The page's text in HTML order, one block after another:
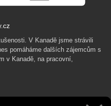
V Kanadě jsme strávili
pomáháme dalších zájemcům s
v Kanadě, na pracovní,